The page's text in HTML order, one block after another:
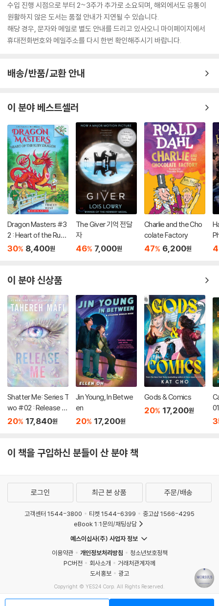
수입 진행 시점으로 부터 2~3주가 추가로 소요되며, 해외에서도 유통이
원활하지 않은 도서는 품절 안내가 지연될 수 있습니다.
해당 경우, 문자와 메일로 별도 안내를 드리고 있사오니 마이페이지에서
휴대전화번호와 메일주소를 다시 한번 확인해주시기 바랍니다.
배송/반품/교환 안내
이 분야 베스트셀러
Dragon Masters #3
2 : Heart of the Ruby
Dragon (A Branches
30% 8,400원
The Giver 기억 전달
자
46% 7,000원
Charlie and the Cho
colate Factory
47% 6,200원
(
이 분야 신상품
Shatter Me: Series T
wo #02 : Release M
e
20% 17,840원
Jin Young, In Betwe
en
20% 17,200원
Gods & Comics
20% 17,200원
이 책을 구입하신 분들이 산 분야 책
로그인 최근 본 상품 주문/배송
고객센터 1544-3800 티켓 1544-6399
중고샵 1566-4295
eBook 1:1문의/채팅상담
예스이십사(주) 사업자 정보
이용약관
개인정보처리방침
청소년보호정책
PC버전
회사소개
거래처관계자께
도서홍보
광고
Copyright © YES24 Corp. All Rights Reserved.